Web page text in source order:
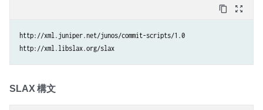
content_copy zoom_out_map
http://xml.juniper.net/junos/commit-scripts/1.0
SLAX 構文